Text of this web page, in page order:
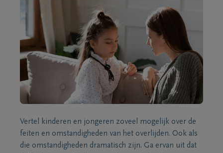
Vertel kinderen en jongeren zoveel mogelijk over de
feiten en omstandigheden van het overlijden. Ook als
die omstandigheden dramatisch zijn. Ga ervan uit dat